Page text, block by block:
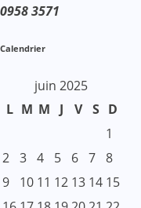
0958 3571
Calendrier
juin 2025
L M M J V S D
1
2 3 4 5 6 7 8
9
10 11 12 13 14 15